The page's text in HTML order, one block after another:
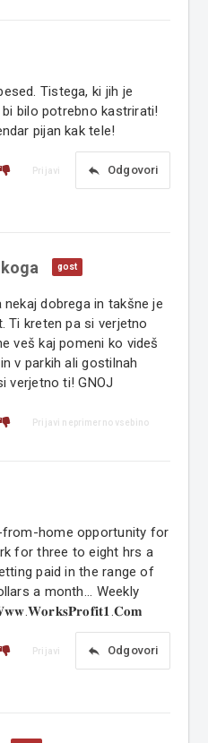
Tistega, ki jih je
bilo potrebno kastrirati!
pijan kak tele!
reply Odgovori
Prijavi
gost
nekaj dobrega in takšne je
Ti kreten pa si verjetno
veš kaj pomeni ko videš
v parkih ali gostilnah
verjetno ti! GNOJ
Prijavi neprimerno vsebino
home opportunity for
for three to eight hrs a
paid in the range of
a month... Weekly
reply Odgovori
Prijavi